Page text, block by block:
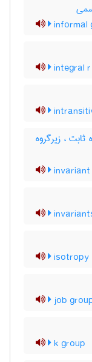
informal
integral
ثابت ، زیرگروه
isotropy
job
k group